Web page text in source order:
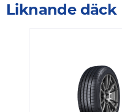
Liknande däck